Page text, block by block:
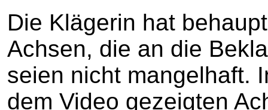
Die Klägerin hat
Achsen, die an die
seien nicht mangelhaft.
dem Video gezeigten